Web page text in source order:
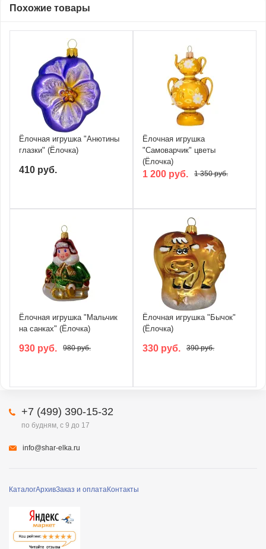
Похожие товары
Ёлочная игрушка "Анютины
глазки" (Ёлочка)
410 руб.
Ёлочная игрушка
"Самоварчик" цветы
(Ёлочка)
1 200 руб. 1 350 руб.
Ёлочная игрушка "Мальчик
на санках" (Ёлочка)
930 руб. 980 руб.
Ёлочная игрушка "Бычок"
(Ёлочка)
330 руб. 390 руб.
КаталогАрхивЗаказ и оплатаКонтакты
+7 (499) 390-15-32
по будням, с 9 до 17
info@shar-elka.ru